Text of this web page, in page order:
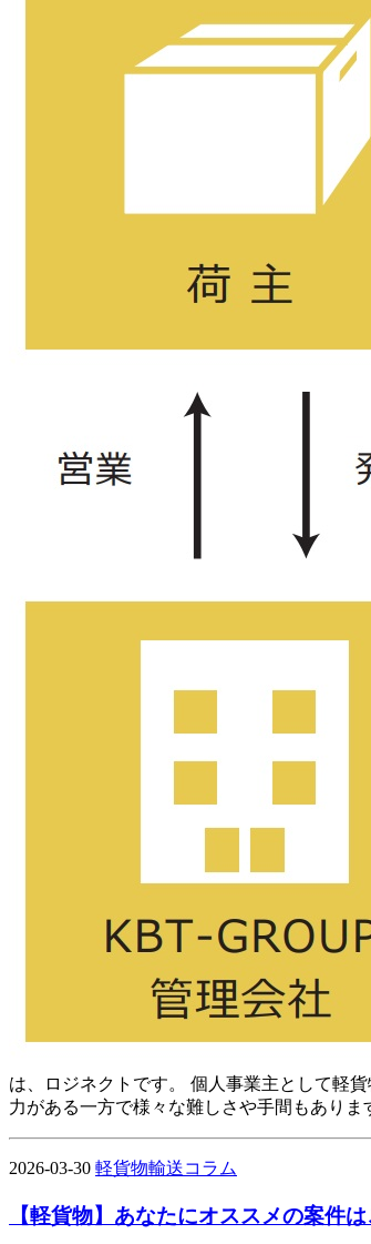
は、ロジネクトです。 個人事業主として軽
力がある一方で様々な難しさや手間もあり
2026-03-30 軽貨物輸送コラム
【軽貨物】あなたにオススメの案件